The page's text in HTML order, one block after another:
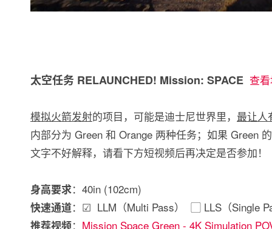
太空任务 RELAUNCHED! Mission: SPACE 查
模拟火箭发射的项目，可能是迪士尼世界里， 最让人
内部分为 Green 和 Orange 两种任务；如果 Green
文字不好解释，请看下方短视频后再决定是否参加！
身高要求：40in (102cm)
快速通道：☑ LLM（Multi Pass） ▢ LLS（Single
推荐视频： Mission Space Green - 4K Simulation